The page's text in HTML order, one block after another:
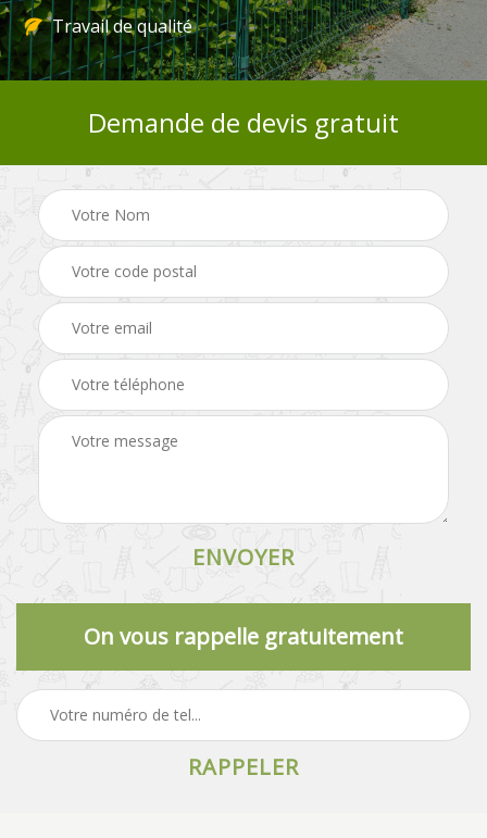
Travail de qualité
Demande de devis gratuit
On vous rappelle gratuitement